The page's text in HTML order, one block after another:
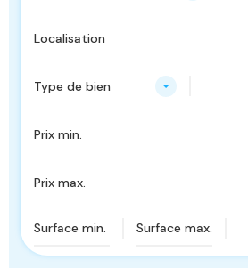
Localisation
Type de bien
Prix min.
Prix max.